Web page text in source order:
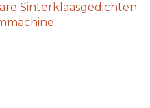
Sinterklaasgedichten
.